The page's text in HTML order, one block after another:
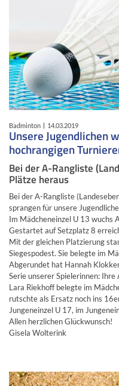
Badminton 14.03.2019
Unsere Jugendlichen
hochrangigen
Bei der A-Rangliste
Plätze heraus
Bei der A-Rangliste
sprangen für unsere
Im Mädcheneinzel U 13 wuchs
Gestartet auf Setzplatz 8
Mit der gleichen Platzierung
Siegespodest. Sie belegte im
Abgerundet hat Hannah
Serie unserer Spielerinnen:
Lara Riekhoff belegte im
rutschte als Ersatz noch ins
Jungeneinzel U 17, im
Allen herzlichen Glückwunsch!
Gisela Wolterink